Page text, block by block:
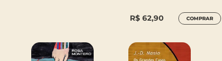
R$ 62,90 COMPRAR